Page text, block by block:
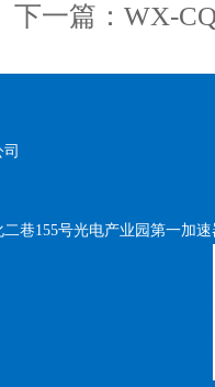
下一篇： WX-
巷155号光电产业园第一加